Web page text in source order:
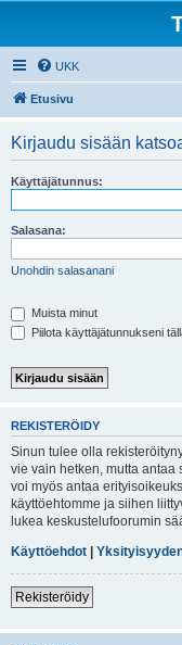
UKK
Etusivu
Kirjaudu sisään
Käyttäjätunnus:
Salasana:
Unohdin salasanani
Muista minut
Piilota käyttäjätunnukseni
REKISTERÖIDY
Sinun tulee olla
vie vain hetken, mutta
voi myös antaa
käyttöehtomme ja siihen
lukea keskustelufoorumin
Käyttöehdot |
Rekisteröidy